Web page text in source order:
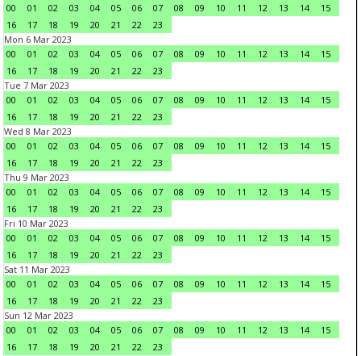
00
01 02 03 04 05 06 07 08 09 10 11 12 13 14
15
16
17 18 19 20 21 22
23
Mon 6 Mar 2023
00
01 02 03 04 05 06 07 08 09 10 11 12 13 14
15
16
17 18 19 20 21 22
23
Tue 7 Mar 2023
00
01 02 03 04 05 06 07 08 09 10 11 12 13 14
15
16
17 18 19 20 21 22
23
Wed 8 Mar 2023
00
01 02 03 04 05 06 07 08 09 10 11 12 13 14
15
16
17 18 19 20 21 22
23
Thu 9 Mar 2023
00
01 02 03 04 05 06 07 08 09 10 11 12 13 14
15
16
17 18 19 20 21 22
23
Fri 10 Mar 2023
00
01 02 03 04 05 06 07 08 09 10 11 12 13 14
15
16
17 18 19 20 21 22
23
Sat 11 Mar 2023
00
01 02 03 04 05 06 07 08 09 10 11 12 13 14
15
16
17 18 19 20 21 22
23
Sun 12 Mar 2023
00
01 02 03 04 05 06 07 08 09 10 11 12 13 14
15
16
17 18 19 20 21 22
23